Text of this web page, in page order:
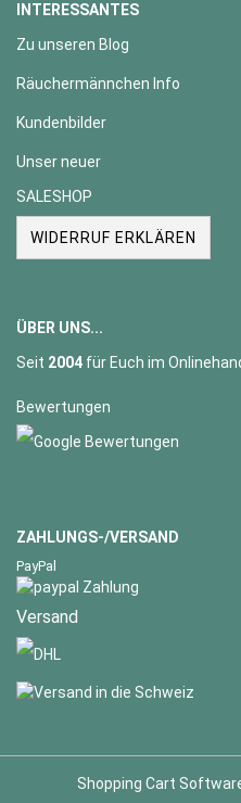
INTERESSANTES
Zu unseren Blog
Räuchermännchen Info
Kundenbilder
Unser neuer
SALESHOP
WIDERRUF ERKLÄREN
ÜBER UNS...
Seit 2004 für Euch im
Bewertungen
ZAHLUNGS-/VERSAND
PayPal
Versand
Shopping Cart